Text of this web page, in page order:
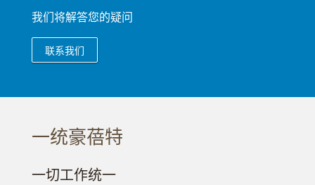
我们将解答您的疑问
联系我们
一统豪蓓特
一切工作统一